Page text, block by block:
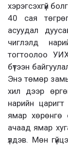
хэрэгсэхгүй
40 сая
асуудал
чиглэлд
тогтоолоо
бүтээн
Энэ төмөр
хил дээр
нарийн царигт
ямар хөрөнгө
ачаад ямар
үлдэв. Мөн